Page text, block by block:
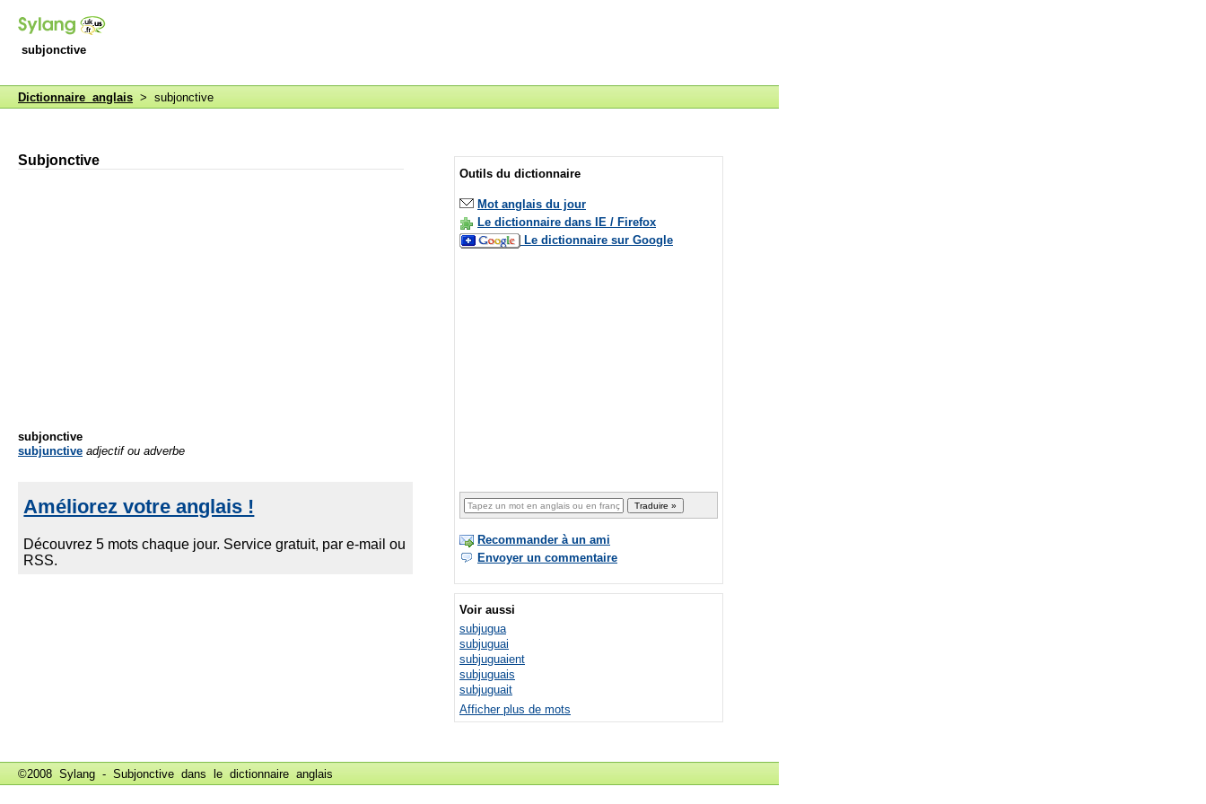
subjonctive
Dictionnaire anglais > subjonctive
Subjonctive
subjonctive
subjunctive adjectif ou adverbe
Outils du dictionnaire
Mot anglais du jour
Le dictionnaire dans IE / Firefox
Le dictionnaire sur Google
Recommander à un ami
Envoyer un commentaire
Voir aussi
subjugua
subjuguai
subjuguaient
subjuguais
subjuguait
Afficher plus de mots
©2008 Sylang - Subjonctive dans le dictionnaire anglais